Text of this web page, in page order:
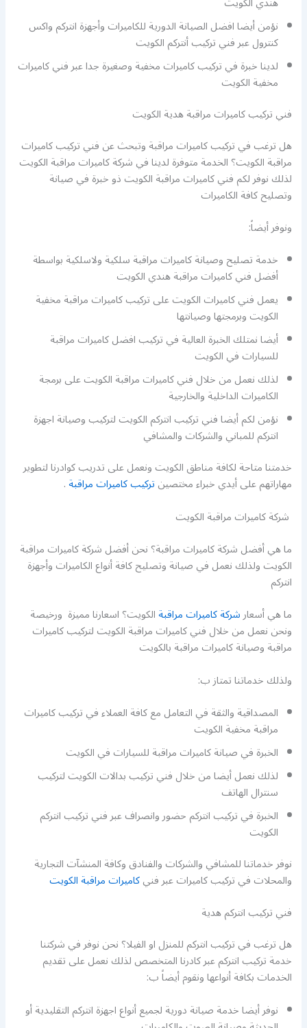
نؤمن أيضا افضل الصيانة الدورية للكاميرات وأجهزة انتركم واكس
كنترول عبر فني تركيب أنتركم الكويت
لدينا خبرة في تركيب كاميرات مخفية وصغيرة جدا عبر فني كاميرات
مخفية الكويت
فني تركيب كاميرات مراقبة هدية الكويت
هل ترغب في تركيب كاميرات مراقبة وتبحث عن فني تركيب كاميرات
مراقبة الكويت؟ الخدمة متوفرة لدينا في شركة كاميرات مراقبة الكويت
لذلك نوفر لكم فني كاميرات مراقبة الكويت ذو خبرة في صيانة
وتصليح كافة الكاميرات
ونوفر أيضاً:
خدمة تصليح وصيانة كاميرات مراقبة سلكية ولاسلكية بواسطة
أفضل فني كاميرات مراقبة هندي الكويت
يعمل فني كاميرات الكويت على تركيب كاميرات مراقبة مخفية
الكويت وبرمجتها وصيانتها
أيضا نمتلك الخبرة العالية في تركيب افضل كاميرات مراقبة
للسيارات في الكويت
لذلك نعمل من خلال فني كاميرات مراقبة الكويت على برمجة
الكاميرات الداخلية والخارجية
نؤمن لكم أيضا فني تركيب انتركم الكويت لتركيب وصيانة اجهزة
انتركم للمباني والشركات والمشافي
خدمتنا متاحة لكافة مناطق الكويت ونعمل على تدريب كوادرنا لتطوير
مهاراتهم على أيدي خبراء مختصينتركيب كاميرات مراقبة.
شركة كاميرات مراقبة الكويت
ما هي أفضل شركة كاميرات مراقبة؟ نحن أفضل شركة كاميرات مراقبة
الكويت ولذلك نعمل في صيانة وتصليح كافة أنواع الكاميرات وأجهزة
انتركم
ما هي أسعارشركة كاميرات مراقبةالكويت؟ اسعارنا مميزة ورخيصة
ونحن نعمل من خلال فني كاميرات مراقبة الكويت لتركيب كاميرات
مراقبة وصيانة كاميرات مراقبة بالكويت
ولذلك خدماتنا تمتاز ب:
المصداقية والثقة في التعامل مع كافة العملاء في تركيب كاميرات
مراقبة مخفية الكويت
الخبرة في صيانة كاميرات مراقبة للسيارات في الكويت
لذلك نعمل أيضا من خلال فني تركيب بدالات الكويت لتركيب
سنترال الهاتف
الخبرة في تركيب انتركم حضور وانصراف عبر فني تركيب انتركم
الكويت
نوفر خدماتنا للمشافي والشركات والفنادق وكافة المنشآت التجارية
والمحلات في تركيب كاميرات عبر فنيكاميرات مراقبة الكويت
فني تركيب انتركم هدية
هل ترغب في تركيب انتركم للمنزل او الفيلا؟ نحن نوفر في شركتنا
خدمة تركيب انتركم عبر كادرنا المتخصص لذلك نعمل على تقديم
الخدمات بكافة أنواعها ونقوم أيضاً ب:
نوفر أيضا خدمة صيانة دورية لجميع أنواع اجهزة انتركم التقليدية أو